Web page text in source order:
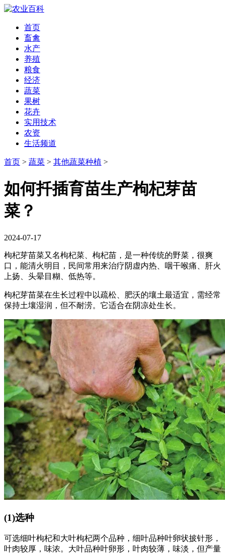
首页
畜禽
水产
养殖
粮食
经济
蔬菜
果树
花卉
实用技术
农资
生活频道
首页 > 蔬菜 > 其他蔬菜种植 >
如何扦插育苗生产枸杞芽苗
菜？
2024-07-17
枸杞芽苗菜又名枸杞菜、枸杞苗，是一种传统的野菜，很爽
口，能清火明目，民间常用来治疗阴虚内热、咽干喉痛、肝火
上扬、头晕目糊、低热等。
枸杞芽苗菜在生长过程中以疏松、肥沃的壤土最适宜，需经常
保持土壤湿润，但不耐涝。它适合在阴凉处生长。
(1)选种
可选细叶枸杞和大叶枸杞两个品种，细叶品种叶卵状披针形，
叶肉较厚，味浓。大叶品种叶卵形，叶肉较薄，味淡，但产量